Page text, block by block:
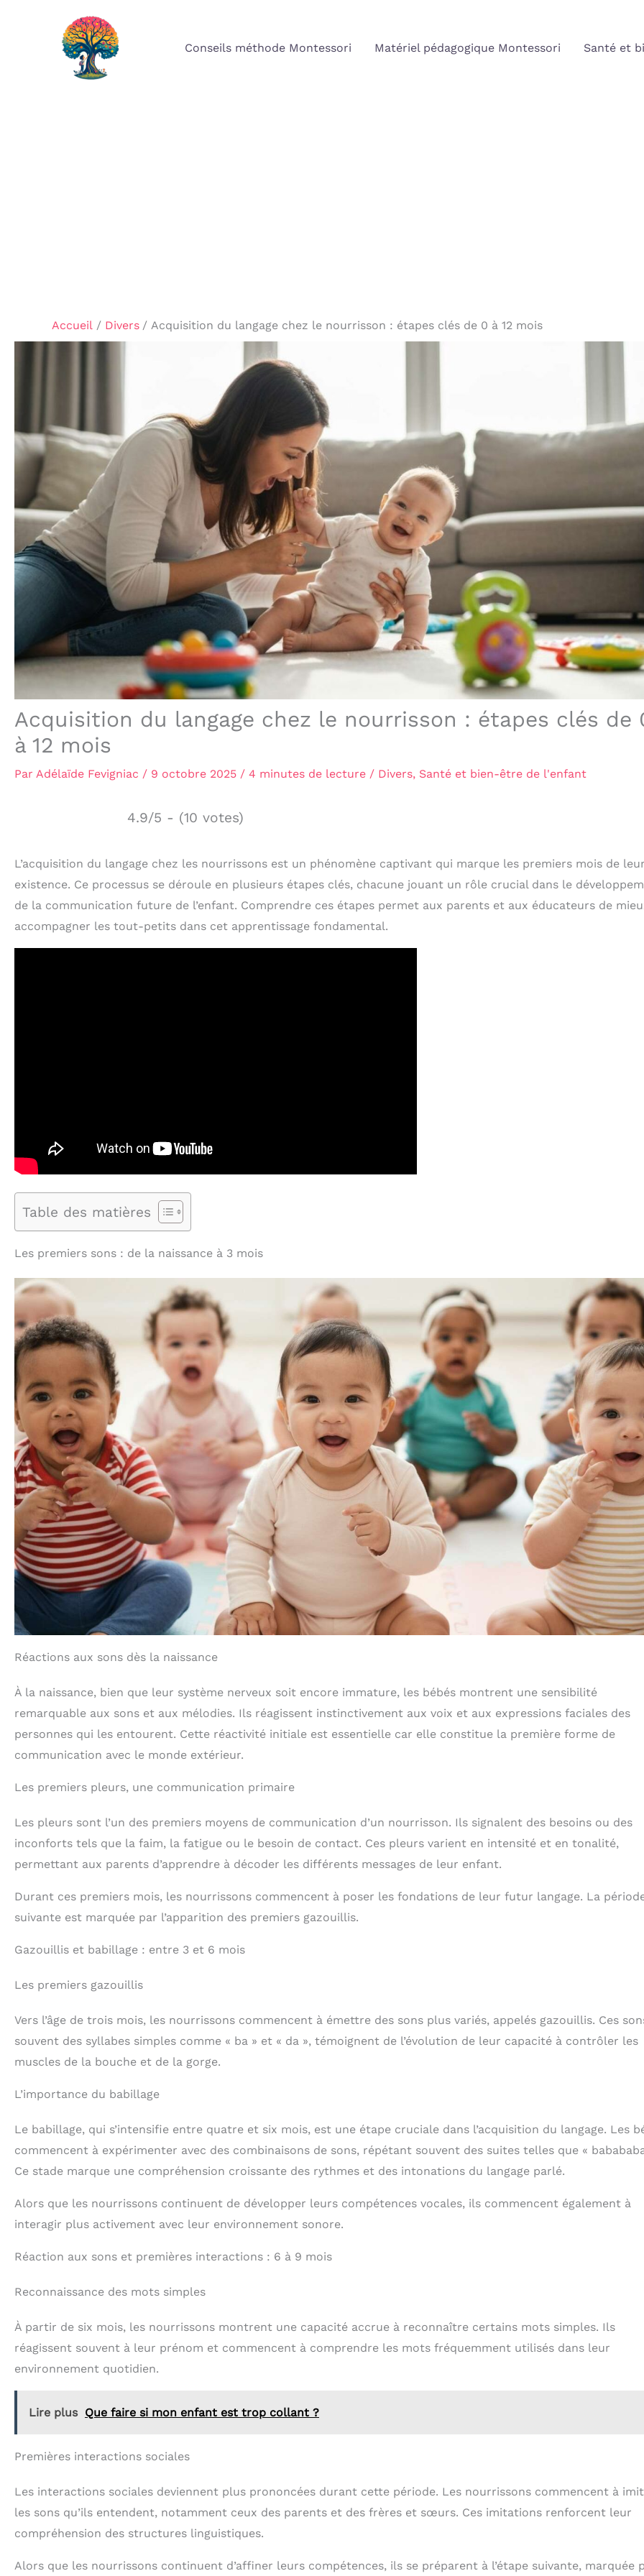
Conseils méthode Montessori Matériel pédagogique Montessori Santé et
Accueil Divers Acquisition du langage chez le nourrisson : étapes clés de 0 à 12 mois
Acquisition du langage chez le nourrisson : étapes clés de
à 12 mois
Par Adélaïde Fevigniac / 9 octobre 2025 / 4 minutes de lecture / Divers, Santé et bien-être de l'enfant
4.9/5 - (10 votes)
L’acquisition du langage chez les nourrissons est un phénomène captivant qui marque les premiers mois de
existence. Ce processus se déroule en plusieurs étapes clés, chacune jouant un rôle crucial dans le
de la communication future de l’enfant. Comprendre ces étapes permet aux parents et aux éducateurs de
accompagner les tout-petits dans cet apprentissage fondamental.
Table des matières
Les premiers sons : de la naissance à 3 mois
Réactions aux sons dès la naissance
À la naissance, bien que leur système nerveux soit encore immature, les bébés montrent une sensibilité
remarquable aux sons et aux mélodies. Ils réagissent instinctivement aux voix et aux expressions faciales des
personnes qui les entourent. Cette réactivité initiale est essentielle car elle constitue la première forme de
communication avec le monde extérieur.
Les premiers pleurs, une communication primaire
Les pleurs sont l’un des premiers moyens de communication d’un nourrisson. Ils signalent des besoins ou des
inconforts tels que la faim, la fatigue ou le besoin de contact. Ces pleurs varient en intensité et en tonalité,
permettant aux parents d’apprendre à décoder les différents messages de leur enfant.
Durant ces premiers mois, les nourrissons commencent à poser les fondations de leur futur langage. La
suivante est marquée par l’apparition des premiers gazouillis.
Gazouillis et babillage : entre 3 et 6 mois
Les premiers gazouillis
Vers l’âge de trois mois, les nourrissons commencent à émettre des sons plus variés, appelés gazouillis. Ces
souvent des syllabes simples comme « ba » et « da », témoignent de l’évolution de leur capacité à contrôler les
muscles de la bouche et de la gorge.
L’importance du babillage
Le babillage, qui s’intensifie entre quatre et six mois, est une étape cruciale dans l’acquisition du langage. Les
commencent à expérimenter avec des combinaisons de sons, répétant souvent des suites telles que «
Ce stade marque une compréhension croissante des rythmes et des intonations du langage parlé.
Alors que les nourrissons continuent de développer leurs compétences vocales, ils commencent également à
interagir plus activement avec leur environnement sonore.
Réaction aux sons et premières interactions : 6 à 9 mois
Reconnaissance des mots simples
À partir de six mois, les nourrissons montrent une capacité accrue à reconnaître certains mots simples. Ils
réagissent souvent à leur prénom et commencent à comprendre les mots fréquemment utilisés dans leur
environnement quotidien.
Lire plus Que faire si mon enfant est trop collant ?
Premières interactions sociales
Les interactions sociales deviennent plus prononcées durant cette période. Les nourrissons commencent à
les sons qu’ils entendent, notamment ceux des parents et des frères et sœurs. Ces imitations renforcent leur
compréhension des structures linguistiques.
Alors que les nourrissons continuent d’affiner leurs compétences, ils se préparent à l’étape suivante, marquée